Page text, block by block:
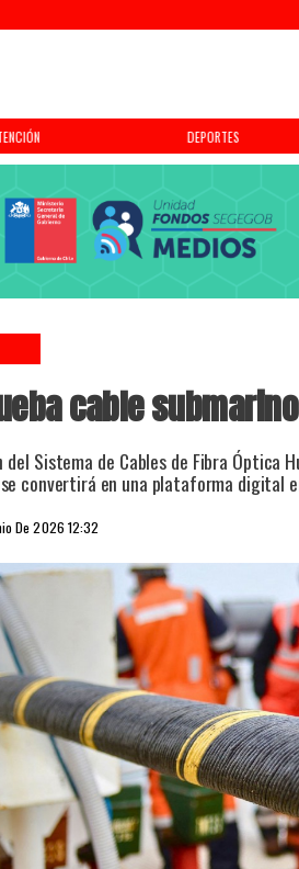
DEPORTES
cable
del Sistema de Cables de Fibra Óptica
convertirá en una plataforma digital
De 2026 12:32